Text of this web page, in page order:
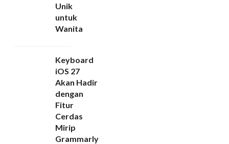
Unik
untuk
Wanita
Keyboard
iOS 27
Akan Hadir
dengan
Fitur
Cerdas
Mirip
Grammarly